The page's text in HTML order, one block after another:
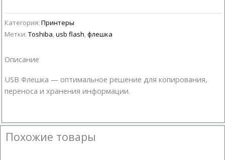
Категория: Принтеры
Метки: Toshiba,usb flash,флешка
Описание
USB Флешка — оптимальное решение для копирования,
переноса и хранения информации.
Похожие товары